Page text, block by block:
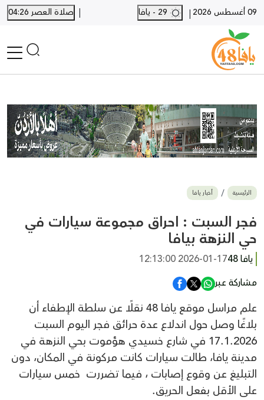
09 أغسطس 2026 |
| صلاة العصر 04:26
أخبار محلية
أخبار يافا
SHORTS
أخبار اللد والرملة
بيع وشراء
أخبار القدس
وفيات
المزيد
ارسل خبر
الرئيسية أخبار يافا
فجر السبت : احراق مجموعة سيارات في
حي النزهة بيافا
يافا 48
2026-01-17 12:13:00
مشاركة عبر
علم مراسل موقع يافا 48 نقلًا عن سلطة الإطفاء أن
بلاغًا وصل حول اندلاع عدة حرائق فجر اليوم السبت
17.1.2026 في شارع خسيدي هؤموت بحي النزهة في
مدينة يافا، طالت سيارات كانت مركونة في المكان، دون
التبليغ عن وقوع إصابات ، فيما تضررت خمس سيارات
على الأقل بفعل الحريق.